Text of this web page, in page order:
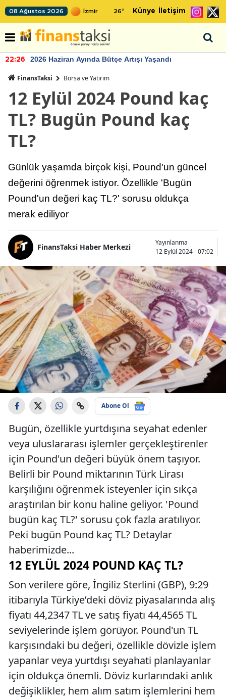
08 Ağustos 2026 26° Künye İletişim
22:26 2026 Haziran Ayında Bütçe Artışı Yaşandı
FinansTaksi Borsa ve Yatırım
12 Eylül 2024 Pound kaç
TL? Bugün Pound kaç
TL?
Günlük yaşamda birçok kişi, Pound'un güncel
değerini öğrenmek istiyor. Özellikle 'Bugün
Pound'un değeri kaç TL?' sorusu oldukça
merak ediliyor
FinansTaksi Haber Merkezi
Yayınlanma
12 Eylül 2024 - 07:02
Abone Ol
Bugün, özellikle yurtdışına seyahat edenler
veya uluslararası işlemler gerçekleştirenler
için Pound'un değeri büyük önem taşıyor.
Belirli bir Pound miktarının Türk Lirası
karşılığını öğrenmek isteyenler için sıkça
araştırılan bir konu haline geliyor. 'Pound
bugün kaç TL?' sorusu çok fazla aratılıyor.
Peki bugün Pound kaç TL? Detaylar
haberimizde...
12 EYLÜL 2024 POUND KAÇ TL?
Son verilere göre, İngiliz Sterlini (GBP), 9:29
itibarıyla Türkiye’deki döviz piyasalarında alış
fiyatı 44,2347 TL ve satış fiyatı 44,4565 TL
seviyelerinde işlem görüyor. Pound'un TL
karşısındaki bu değeri, özellikle dövizle işlem
yapanlar veya yurtdışı seyahati planlayanlar
için oldukça önemli. Döviz kurlarındaki anlık
değişiklikler, hem alım satım işlemlerini hem